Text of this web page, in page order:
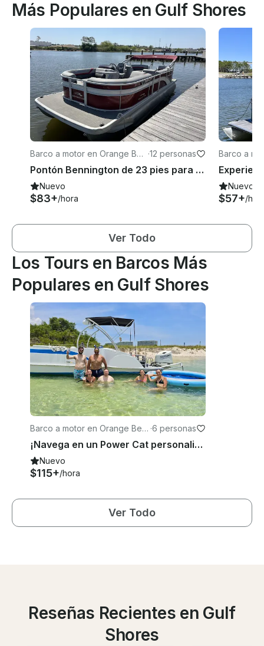
Más Populares en Gulf Shores
Barco a motor en Orange Bea
ch
·12 personas
Pontón Bennington de 23 pies para 2023 | Habitación para 12 personas | Navega por Orange Beach con estilo
Nuevo
$83+/hora
Barco a
ch
Nuevo
$57+/
Ver Todo
Los Tours en Barcos Más
Populares en Gulf Shores
Barco a motor en Orange Bea
ch
·6 personas
¡Navega en un Power Cat personalizado de 24 pies! Soldado y capitaneado: velocidades de hasta 65 km/h
Nuevo
$115+/hora
Ver Todo
Reseñas Recientes en Gulf
Shores